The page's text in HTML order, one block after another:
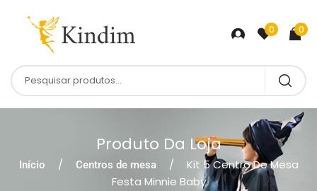
0 0
Produto Da Loja
Início Centros de mesa
Kit 5 Centro De Mesa
Festa Minnie Baby